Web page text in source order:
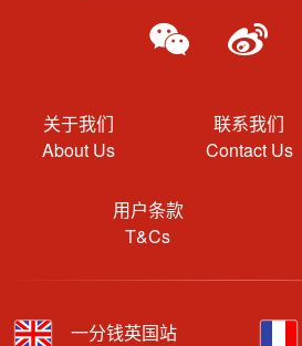
关于我们
About Us
联系我们
Contact Us
用户条款
T&Cs
一分钱英国站